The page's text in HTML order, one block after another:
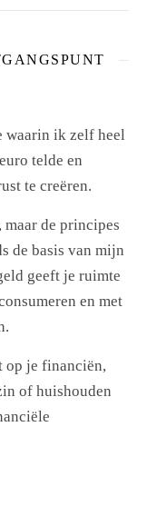
waarin ik zelf heel
telde en
te creëren.
de principes
de basis van mijn
geeft je ruimte
en met
op je financiën,
of huishouden